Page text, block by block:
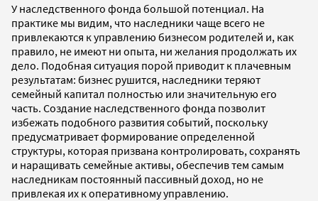
У наследственного фонда большой потенциал. На
практике мы видим, что наследники чаще всего не
привлекаются к управлению бизнесом родителей и, как
правило, не имеют ни опыта, ни желания продолжать их
дело. Подобная ситуация порой приводит к плачевным
результатам: бизнес рушится, наследники теряют
семейный капитал полностью или значительную его
часть. Создание наследственного фонда позволит
избежать подобного развития событий, поскольку
предусматривает формирование определенной
структуры, которая призвана контролировать, сохранять
и наращивать семейные активы, обеспечив тем самым
наследникам постоянный пассивный доход, но не
привлекая их к оперативному управлению.